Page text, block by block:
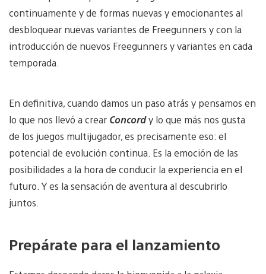
continuamente y de formas nuevas y emocionantes al
desbloquear nuevas variantes de Freegunners y con la
introducción de nuevos Freegunners y variantes en cada
temporada.
En definitiva, cuando damos un paso atrás y pensamos en
lo que nos llevó a crear Concordy lo que más nos gusta
de los juegos multijugador, es precisamente eso: el
potencial de evolución continua. Es la emoción de las
posibilidades a la hora de conducir la experiencia en el
futuro. Y es la sensación de aventura al descubrirlo
juntos.
Prepárate para el lanzamiento